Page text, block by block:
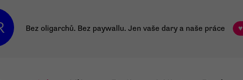
Bez oligarchů. Bez paywallu. Jen vaše dary a naše práce